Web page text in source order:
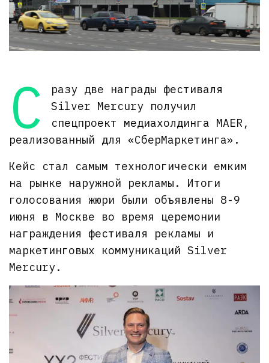
С
разу две награды фестиваля
Silver Mercury получил
спецпроект медиахолдинга MAER,
реализованный для «СберМаркетинга».
Кейс стал самым технологически емким
на рынке наружной рекламы. Итоги
голосования жюри были объявлены 8-9
июня в Москве во время церемонии
награждения фестиваля рекламы и
маркетинговых коммуникаций Silver
Mercury.